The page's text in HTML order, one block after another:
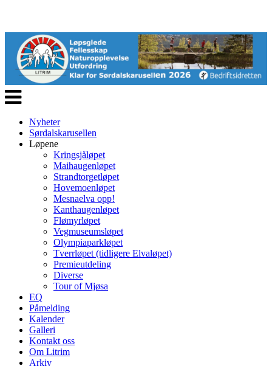
Veksle
navigasjon
Nyheter
Sørdalskarusellen
Løpene
Kringsjåløpet
Maihaugenløpet
Strandtorgetløpet
Hovemoenløpet
Mesnaelva opp!
Kanthaugenløpet
Flømyrløpet
Vegmuseumsløpet
Olympiaparkløpet
Tverrløpet (tidligere Elvaløpet)
Premieutdeling
Diverse
Tour of Mjøsa
EQ
Påmelding
Kalender
Galleri
Kontakt oss
Om Litrim
Arkiv